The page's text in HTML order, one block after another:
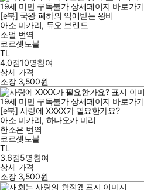
19세 미만 구독불가 상세페이지 바로가기
[e북] 국왕 폐하의 익애받는 왕비
아소 미카리, 듀오 브랜드
소얼 번역
코르셋노블
TL
4.0점10명참여
상세 가격
소장 3,500원
19세 미만 구독불가 상세페이지 바로가기
[e북] 사랑에 XXXX가 필요한가요?
아소 미카리, 하나오카 미리
한소은 번역
코르셋노블
TL
3.6점5명참여
상세 가격
소장 3,500원